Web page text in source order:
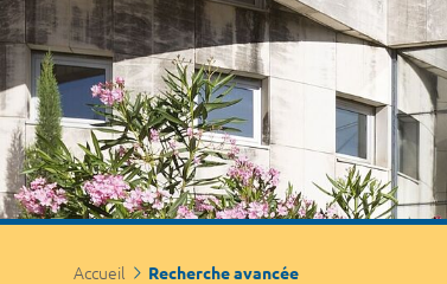
Accueil Recherche avancée